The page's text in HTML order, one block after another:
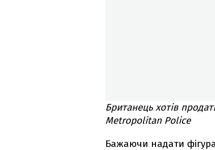
Британець хотів
Metropolitan Police
Бажаючи надати